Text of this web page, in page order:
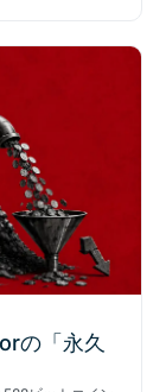
の「永久